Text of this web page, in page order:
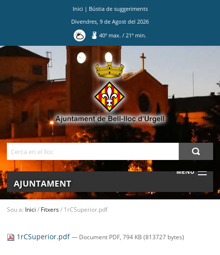
Inici | Bústia de suggeriments
Divendres 9 de Agost del 2026
40º max./ 21º min.
MENU
AJUNTAMENT
Sou a: Inici / Fitxers/ 1rCSuperior.pdf
1rCSuperior.pdf— Document PDF, 794 KB (813727 bytes)